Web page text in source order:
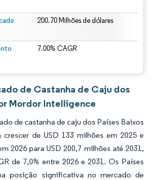
200.70 Milhões de dólares
7.00% CAGR
de Castanha de Caju dos
Mordor Intelligence
de castanha de caju dos Países Baixos
de USD 133 milhões em 2025 e
2026 para USD 200,7 milhões até 2031,
de 7,0% entre 2026 e 2031. Os Países
posição significativa no mercado de